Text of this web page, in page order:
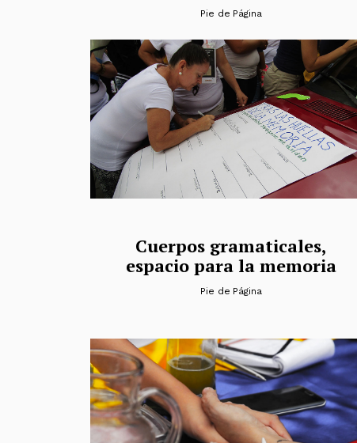
Pie de Página
Cuerpos gramaticales,
espacio para la memoria
Pie de Página